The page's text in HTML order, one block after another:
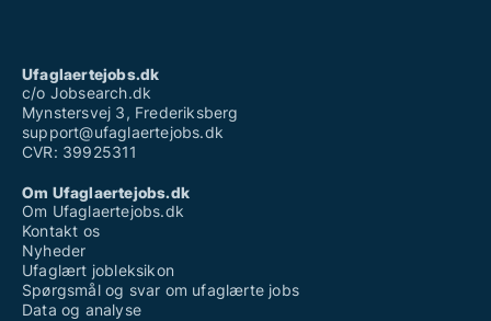
Ufaglærte jobs
Vikar timeløn ufaglært
Ufaglaertejobs.dk
c/o Jobsearch.dk
Mynstersvej 3, Frederiksberg
support@ufaglaertejobs.dk
CVR: 39925311
Om Ufaglaertejobs.dk
Om Ufaglaertejobs.dk
Kontakt os
Nyheder
Ufaglært jobleksikon
Spørgsmål og svar om ufaglærte jobs
Data og analyse